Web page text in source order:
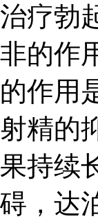
治疗勃
非的作
的作用
射精的
果持续
碍，达